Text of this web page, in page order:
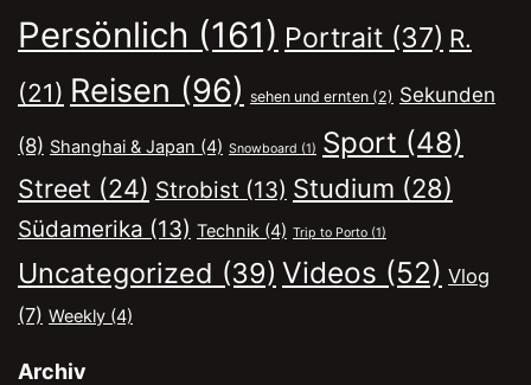
Persönlich (161) Portrait (37) R.
(21) Reisen (96) sehen und ernten (2) Sekunden
(8) Shanghai & Japan (4) Snowboard (1) Sport (48)
Street (24) Strobist (13) Studium (28)
Südamerika (13) Technik (4) Trip to Porto (1)
Uncategorized (39) Videos (52) Vlog
(7) Weekly (4)
Archiv